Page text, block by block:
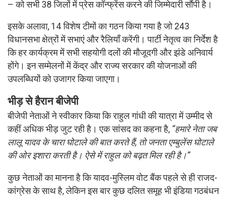
– को सभी 38 जिलों में प्रेस कॉन्फ्रेंस करने की जिम्मेदारी सौंपी है।
इसके अलावा, 14 विशेष टीमों का गठन किया गया है जो 243
विधानसभा क्षेत्रों में सभाएं और रैलियाँ करेंगी। पार्टी नेतृत्व का निर्देश है
कि हर कार्यक्रम में सभी सहयोगी दलों की मौजूदगी और झंडे अनिवार्य
होंगे। इन सम्मेलनों में केंद्र और राज्य सरकार की योजनाओं की
उपलब्धियों को उजागर किया जाएगा।
भीड़ से हैरान बीजेपी
बीजेपी नेताओं ने स्वीकार किया कि राहुल गांधी की यात्रा में उम्मीद से
कहीं अधिक भीड़ जुट रही है। एक सांसद का कहना है, “हमारे नेता जब
लालू यादव के चारा घोटाले की बात करते हैं, तो जनता एम्बुलेंस घोटाले
की ओर इशारा करती है। ऐसे में राहुल को बढ़त मिल रही है।”
कुछ नेताओं का मानना है कि यादव-मुस्लिम वोट बैंक पहले से ही राजद-
कांग्रेस के साथ है, लेकिन इस बार कुछ दलित समूह भी इंडिया गठबंधन